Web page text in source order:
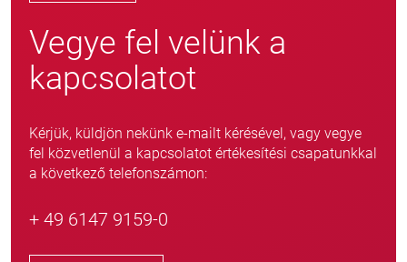
Vegye fel velünk a
kapcsolatot
Kérjük, küldjön nekünk e-mailt kérésével, vagy vegye
fel közvetlenül a kapcsolatot értékesítési csapatunkkal
a következő telefonszámon:
+ 49 6147 9159-0